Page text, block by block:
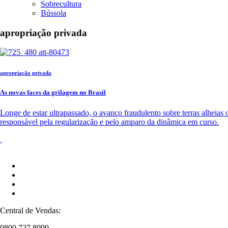
Sobrecultura
Bússola
apropriação privada
apropriação privada
As novas faces da grilagem no Brasil
Longe de estar ultrapassado, o avanço fraudulento sobre terras
responsável pela regularização e pelo amparo da dinâmica em curso.
Central de Vendas: